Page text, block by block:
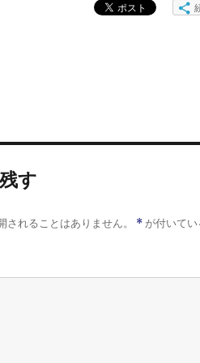
す
されることはありません。 *が付いて